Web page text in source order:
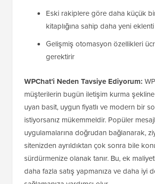
Eski rakiplere göre daha küçük
kitaplığına sahip daha yeni eklenti
Gelişmiş otomasyon özellikleri
gerektirir
WPChat'i Neden Tavsiye Ediyorum:
müşterilerin bugün iletişim kurma
uyan basit, uygun fiyatlı ve modern bir
istiyorsanız mükemmeldir. Popüler
uygulamalarına doğrudan bağlanarak,
sitenizden ayrıldıktan çok sonra bile
sürdürmenize olanak tanır. Bu, ek
daha fazla satış yapmanıza ve daha iyi